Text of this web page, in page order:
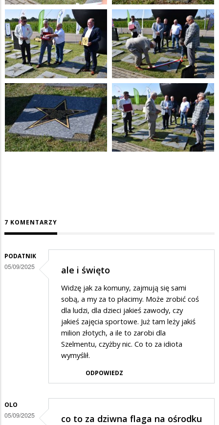
7 KOMENTARZY
PODATNIK
05/09/2025 ale i święto
Widzę jak za komuny, zajmują się sami
sobą, a my za to płacimy. Może zrobić coś
dla ludzi, dla dzieci jakieś zawody, czy
jakieś zajęcia sportowe. Już tam leży jakiś
milion złotych, a ile to zarobi dla
Szelmentu, czyżby nic. Co to za idiota
wymyślił.
ODPOWIEDZ
OLO
05/09/2025
co to za dziwna flaga na ośrodku